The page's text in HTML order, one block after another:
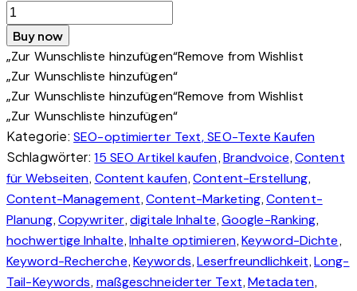
Buy now
„Zur Wunschliste hinzufügen“Remove from Wishlist
„Zur Wunschliste hinzufügen“
„Zur Wunschliste hinzufügen“Remove from Wishlist
„Zur Wunschliste hinzufügen“
Kategorie:SEO-optimierter Text, SEO-Texte Kaufen
Schlagwörter:15 SEO Artikel kaufen,Brandvoice,Content
für Webseiten, Content kaufen,Content-Erstellung,
Content-Management,Content-Marketing,Content-
Planung,Copywriter,digitale Inhalte,Google-Ranking,
hochwertige Inhalte,Inhalte optimieren,Keyword-Dichte,
Keyword-Recherche,Keywords,Leserfreundlichkeit,Long-
Tail-Keywords, maßgeschneiderter Text,Metadaten,